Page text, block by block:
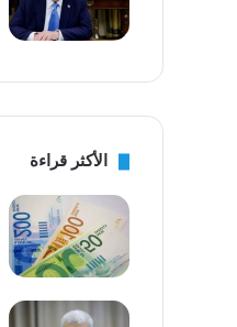
الأكثر قراءة